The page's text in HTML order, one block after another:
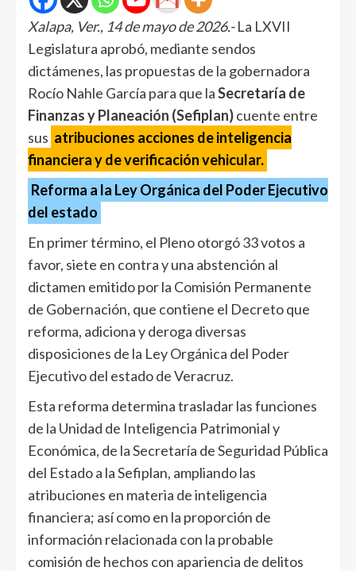
Xalapa, Ver., 14 de mayo de 2026.-La LXVII
Legislatura aprobó, mediante sendos
dictámenes, las propuestas de la gobernadora
Rocío Nahle García para que laSecretaría de
Finanzas y Planeación (Sefiplan)cuente entre
sus atribuciones acciones de inteligencia
financiera y de verificación vehicular.
Reforma a la Ley Orgánica del Poder Ejecutivo
del estado
En primer término, el Pleno otorgó 33 votos a
favor, siete en contra y una abstención al
dictamen emitido por la Comisión Permanente
de Gobernación, que contiene el Decreto que
reforma, adiciona y deroga diversas
disposiciones de la Ley Orgánica del Poder
Ejecutivo del estado de Veracruz.
Esta reforma determina trasladar las funciones
de la Unidad de Inteligencia Patrimonial y
Económica, de la Secretaría de Seguridad Pública
del Estado a la Sefiplan, ampliando las
atribuciones en materia de inteligencia
financiera; así como en la proporción de
información relacionada con la probable
comisión de hechos con apariencia de delitos